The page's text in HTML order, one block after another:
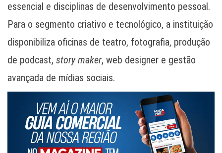
essencial e disciplinas de desenvolvimento pessoal.
Para o segmento criativo e tecnológico, a instituição
disponibiliza oficinas de teatro, fotografia, produção
de podcast, story maker, web designer e gestão
avançada de mídias sociais.